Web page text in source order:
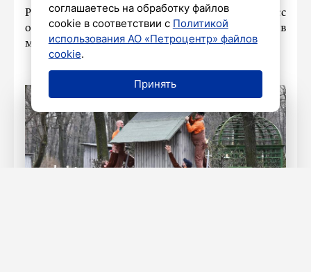
Ранее мы писали о том, что процесс
освобождения парковых скульптур проходил в
музее-заповеднике«Царское Село».
соглашаетесь на обработку файлов
cookie в соответствии с Политикой
использования АО «Петроцентр» файлов
cookie.
Принять